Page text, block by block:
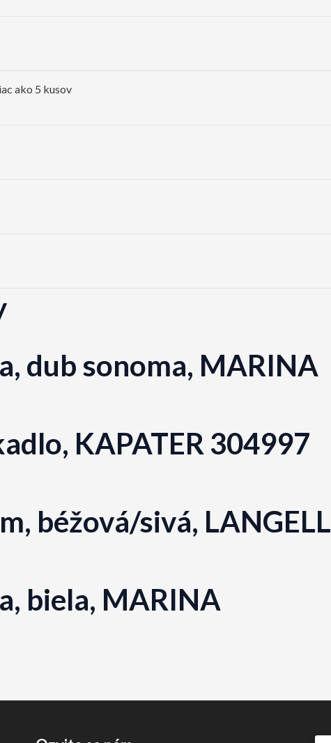
ako 5 kusov
dub sonoma, MARINA
KAPATER 304997
béžová/sivá,
biela, MARINA